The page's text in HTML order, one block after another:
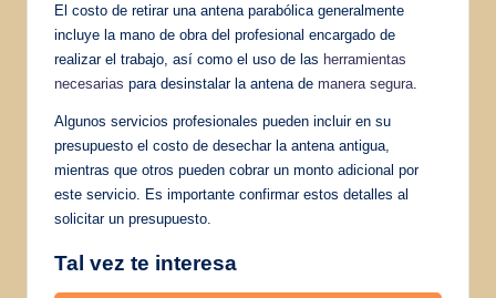
El costo de retirar una antena parabólica generalmente
incluye la mano de obra del profesional encargado de
realizar el trabajo, así como el uso de las herramientas
necesarias para desinstalar la antena de manera segura
Algunos servicios profesionales pueden incluir en su
presupuesto el costo de desechar la antena antigua,
mientras que otros pueden cobrar un monto adicional por
este servicio. Es importante confirmar estos detalles al
solicitar un presupuesto.
Tal vez te interesa